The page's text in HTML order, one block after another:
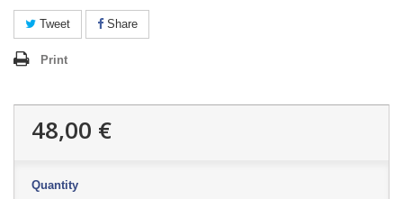
Tweet Share
Print
48,00 €
Quantity